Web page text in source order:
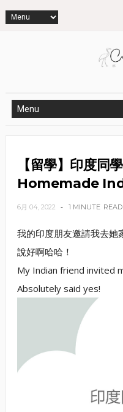
【留學】印度同
Homemade
6月 04, 2022 1 MINUTE READ
我的印度朋友邀請我去她
說好啊哈哈！
My Indian friend invited
Absolutely said yes!